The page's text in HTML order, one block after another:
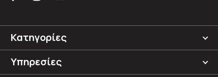
Κατηγορίες
Υπηρεσίες